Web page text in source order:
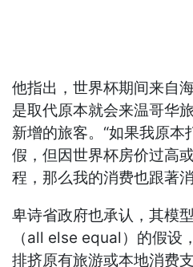
他指出，世界杯期间来自
是取代原本就会来温哥华
新增的旅客。“如果我原本
假，但因世界杯房价过高
程，那么我的消费也跟著
卑诗省政府也承认，其模
（all else equal）的假设
排挤原有旅游或本地消费